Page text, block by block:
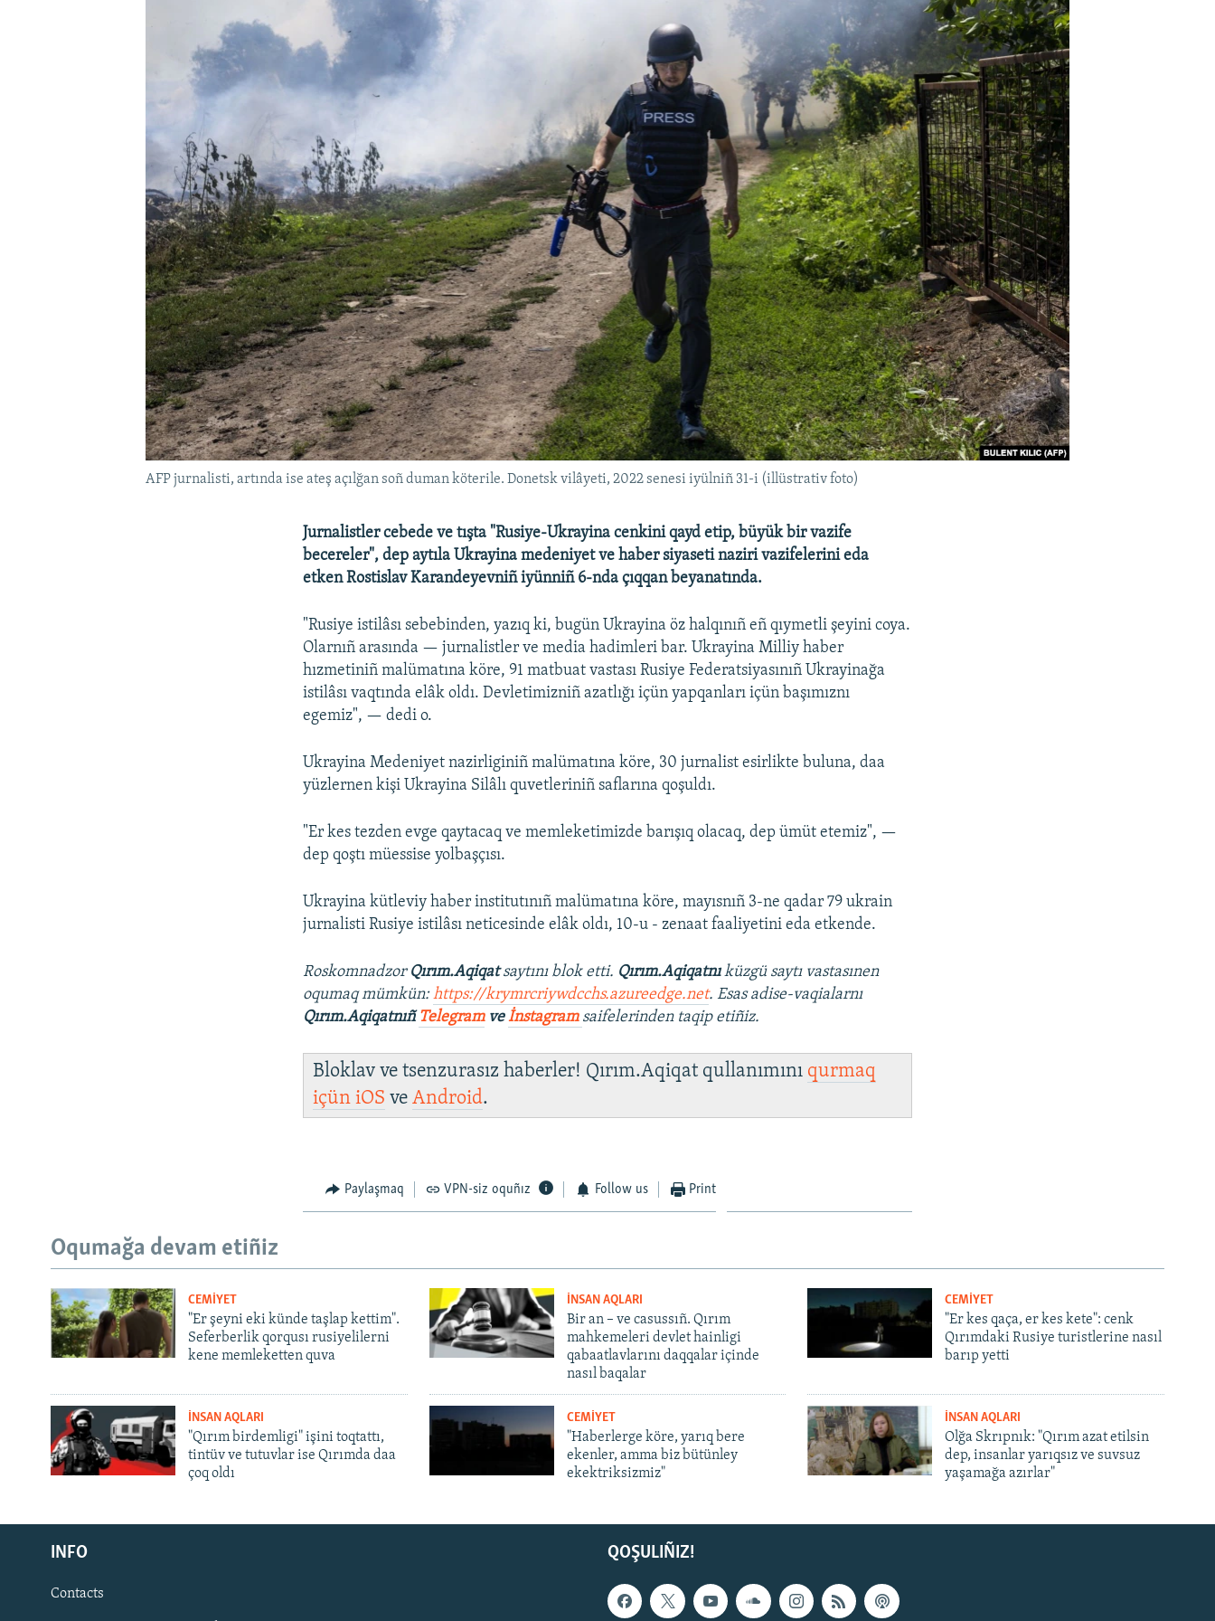
Русский
Українською
QOŞULIÑIZ!
AFP jurnalisti, artında ise ateş açılğan soñ duman köterile. Donetsk vilâyeti, 2022 senesi iyülniñ 31-i (illüstrativ foto)
Jurnalistler cebede ve tışta "Rusiye-Ukrayina cenkini qayd etip, büyük bir vazife
becereler", dep aytıla Ukrayina medeniyet ve haber siyaseti naziri vazifelerini eda
etken Rostislav Karandeyevniñ iyünniñ 6-nda çıqqan beyanatında.
"Rusiye istilâsı sebebinden, yazıq ki, bugün Ukrayina öz halqınıñ eñ qıymetli şeyini coya.
Olarnıñ arasında — jurnalistler ve media hadimleri bar. Ukrayina Milliy haber
hızmetiniñ malümatına köre, 91 matbuat vastası Rusiye Federatsiyasınıñ Ukrayinağa
istilâsı vaqtında elâk oldı. Devletimizniñ azatlığı içün yapqanları içün başımıznı
egemiz", — dedi o.
Ukrayina Medeniyet nazirliginiñ malümatına köre, 30 jurnalist esirlikte buluna, daa
yüzlernen kişi Ukrayina Silâlı quvetleriniñ saflarına qoşuldı.
"Er kes tezden evge qaytacaq ve memleketimizde barışıq olacaq, dep ümüt etemiz", —
dep qoştı müessise yolbaşçısı.
Ukrayina kütleviy haber institutınıñ malümatına köre, mayısnıñ 3-ne qadar 79 ukrain
jurnalisti Rusiye istilâsı neticesinde elâk oldı, 10-u - zenaat faaliyetini eda etkende.
Roskomnadzor Qırım.Aqiqatsaytını blok etti. Qırım.Aqiqatnıküzgü saytı vastasınen
oqumaq mümkün:https://krymrcriywdcchs.azureedge.net. Esas adise-vaqialarnı
Qırım.AqiqatnıñTelegramveİnstagram saifelerinden taqip etiñiz.
Bloklav ve tsenzurasız haberler! Qırım.Aqiqat qullanımını qurmaq
içüniOS veAndroid.
Paylaşmaq VPN-siz oquñız Follow us Print
Oqumağa devam etiñiz
CEMİYET
"Er şeyni eki künde taşlap kettim".
Seferberlik qorqusı rusiyelilerni
kene memleketten quva
İNSAN AQLARI
Bir an – ve casussıñ. Qırım
mahkemeleri devlet hainligi
qabaatlavlarını daqqalar içinde
nasıl baqalar
CEMİYET
"Er kes qaça, er kes kete": cenk
Qırımdaki Rusiye turistlerine nasıl
barıp yetti
İNSAN AQLARI
"Qırım birdemligi" işini toqtattı,
tintüv ve tutuvlar ise Qırımda daa
çoq oldı
CEMİYET
"Haberlerge köre, yarıq bere
ekenler, amma biz bütünley
ekektriksizmiz"
İNSAN AQLARI
Olğa Skrıpnık: "Qırım azat etilsin
dep, insanlar yarıqsız ve suvsuz
yaşamağa azırlar"
QOŞULIÑIZ!
INFO
Contacts